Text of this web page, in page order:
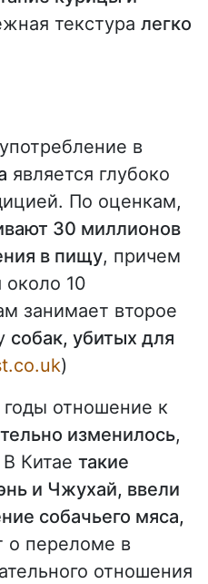
текстура легко
в
является глубоко
По оценкам,
30 миллионов
в пищу, причем
около 10
занимает второе
собак, убитых для
)
отношение к
изменилось,
Китае такие
и Чжухай, ввели
собачьего мяса,
о переломе в
отношения